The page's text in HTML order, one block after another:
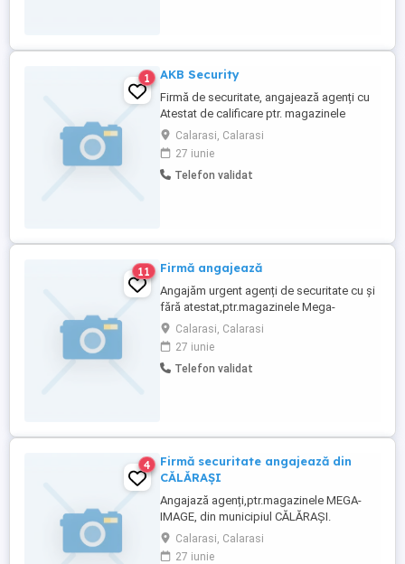
1 AKB Security
Firmă de securitate, angajează agenți cu
Atestat de calificare ptr. magazinele
Mega- Image București. Transportul
gratuit din municipiul Călărași.
Calarasi, Calarasi
27 iunie
Telefon validat
11 Firmă angajează
Angajăm urgent agenți de securitate cu și
fără atestat,ptr.magazinele Mega-
Image,transport gratuit, școlarizare
gratuită,tarife 13,5 lei h.Candidații
obligatoriu din Municipiul Călărași.
Calarasi, Calarasi
27 iunie
Telefon validat
4
Firmă securitate angajează din
CĂLĂRAȘI
Angajază agenți,ptr.magazinele MEGA-
IMAGE, din municipiul CĂLĂRAȘI.
Transportul gratuit + atestat de calificare.
Calarasi, Calarasi
27 iunie